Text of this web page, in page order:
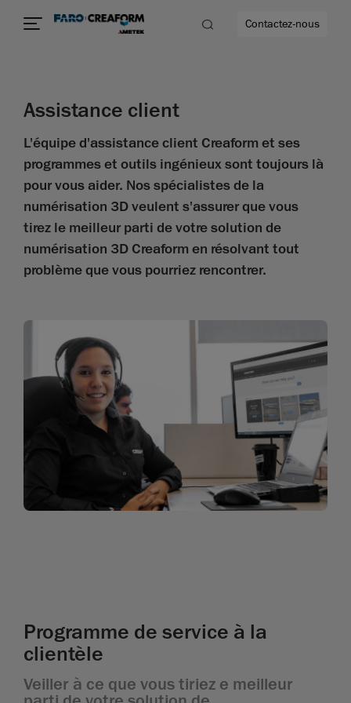
Contactez-nous
Assistance client
L'équipe d'assistance client Creaform et ses
programmes et outils ingénieux sont toujours là
pour vous aider. Nos spécialistes de la
numérisation 3D veulent s'assurer que vous
tirez le meilleur parti de votre solution de
numérisation 3D Creaform en résolvant tout
problème que vous pourriez rencontrer.
Programme de service à la
clientèle
Veiller à ce que vous tiriez e meilleur